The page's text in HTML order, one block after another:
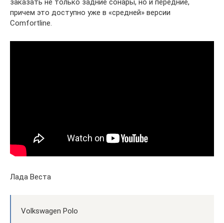
заказать не только задние сонары, но и передние,
причем это доступно уже в «средней» версии
Comfortline.
Лада Веста
Volkswagen Polo